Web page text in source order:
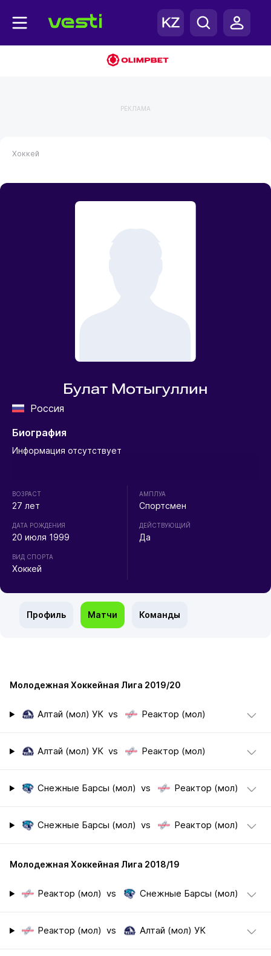
РЕКЛАМА
Хоккей
Булат Мотыгуллин
Россия
Биография
Информация отсутствует
ВОЗРАСТ
27 лет
ДАТА РОЖДЕНИЯ
20 июля 1999
ВИД СПОРТА
Хоккей
АМПЛУА
Спортсмен
ДЕЙСТВУЮЩИЙ
Да
Профиль Матчи Команды
Молодежная Хоккейная Лига 2019/20
Алтай (мол) УК vs Реактор (мол)
Алтай (мол) УК vs Реактор (мол)
Снежные Барсы (мол) vs Реактор (мол)
Снежные Барсы (мол) vs Реактор (мол)
Молодежная Хоккейная Лига 2018/19
Реактор (мол) vs Снежные Барсы (мол)
Реактор (мол) vs Алтай (мол) УК